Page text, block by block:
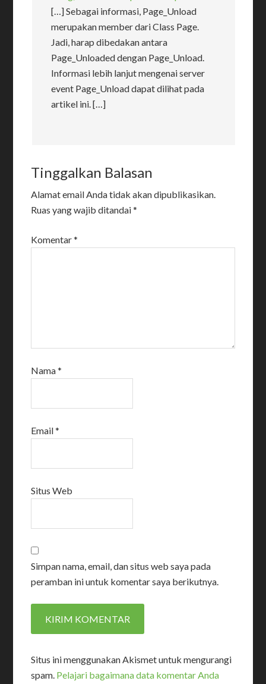
[…] Sebagai informasi, Page_Unload
merupakan member dari Class Page.
Jadi, harap dibedakan antara
Page_Unloaded dengan Page_Unload.
Informasi lebih lanjut mengenai server
event Page_Unload dapat dilihat pada
artikel ini. […]
Tinggalkan Balasan
Alamat email Anda tidak akan dipublikasikan.
Ruas yang wajib ditandai*
Komentar*
Nama*
Email*
Situs Web
Simpan nama, email, dan situs web saya pada
peramban ini untuk komentar saya berikutnya.
Situs ini menggunakan Akismet untuk mengurangi
spam. Pelajari bagaimana data komentar Anda